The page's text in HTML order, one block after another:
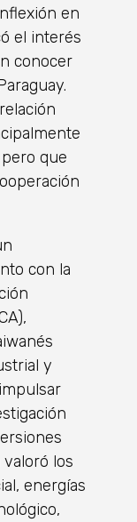
en
el interés
conocer
que
con la
y
los
energías